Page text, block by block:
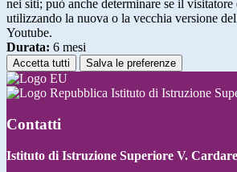
nei siti; può anche determinare se il visitatore
utilizzando la nuova o la vecchia versione
Youtube.
Durata: 6 mesi
Accetta tutti Salva le preferenze
Istituto di Istruzione
Contatti
Istituto di Istruzione Superiore V.